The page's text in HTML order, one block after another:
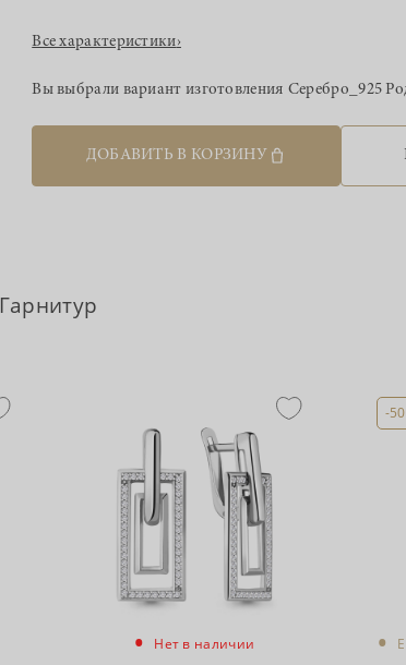
Все характеристики›
Вы выбрали вариант изготовления Серебро_925
ДОБАВИТЬ В КОРЗИНУ
Гарнитур
• Нет в наличии
-
•